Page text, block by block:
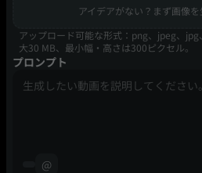
アイデアがない？まず画像
アップロード可能な形式：png、jpeg、
大30 MB、最小幅・高さは300ピクセル。
プロンプト
@